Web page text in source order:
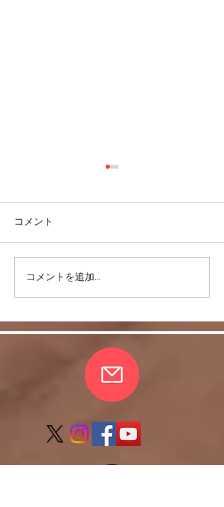
皆さまの愛情に支えら
れ、無事、おさらい会終
コメント
コメントを追加…